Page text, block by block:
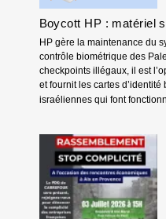
Boycott HP : matériel
HP gère la maintenance du
contrôle biométrique des
checkpoints illégaux, il est
et fournit les cartes d’identité
israéliennes qui font